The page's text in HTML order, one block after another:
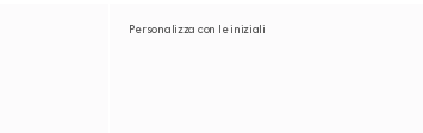
Personalizza con le iniziali